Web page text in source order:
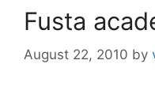
Fusta
August 22, 2010 by